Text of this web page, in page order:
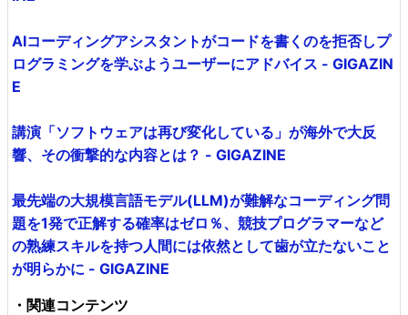
AIコーディングアシスタントがコードを書くのを拒否しプ
ログラミングを学ぶようユーザーにアドバイス - GIGAZIN
E
講演「ソフトウェアは再び変化している」が海外で大反
響、その衝撃的な内容とは？ - GIGAZINE
最先端の大規模言語モデル(LLM)が難解なコーディング問
題を1発で正解する確率はゼロ％、競技プログラマーなど
の熟練スキルを持つ人間には依然として歯が立たないこと
が明らかに - GIGAZINE
・関連コンテンツ